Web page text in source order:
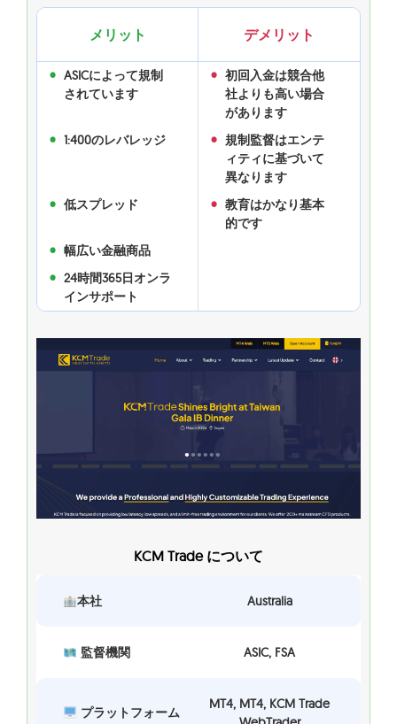
メリット デメリット
ASICによって規制
されています
初回入金は競合他
社よりも高い場合
があります
1:400のレバレッジ
規制監督はエンテ
ィティに基づいて
異なります
低スプレッド
教育はかなり基本
的です
幅広い金融商品
24時間365日オンラ
インサポート
KCM Trade について
本社 Australia
監督機関 ASIC, FSA
プラットフォーム
MT4, MT4, KCM Trade